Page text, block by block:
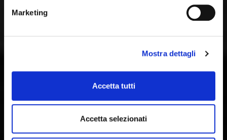
Marketing
Mostra dettagli
Accetta tutti
Accetta selezionati